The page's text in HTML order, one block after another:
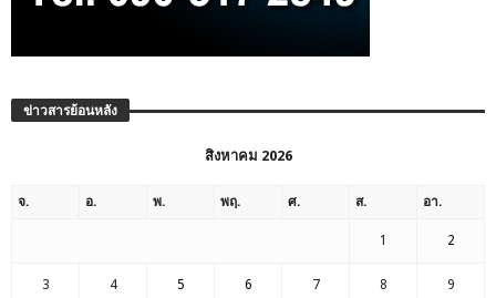
ข่าวสารย้อนหลัง
สิงหาคม 2026
จ. อ. พ. พฤ. ศ. ส. อา.
1 2
3 4 5 6 7 8 9